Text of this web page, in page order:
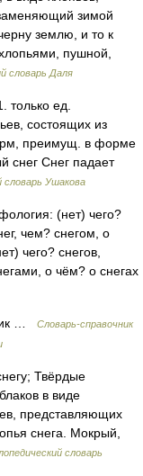
зимой
землю, и то к
пушной,
словарь Даля
только ед.
состоящих из
преимущ. в форме
снег Снег падает
словарь Ушакова
(нет) чего?
чем? снегом, о
чего? снегов,
о чём? о снегах
…
Словарь-справочник
Твёрдые
в виде
представляющих
снега. Мокрый,
словарь